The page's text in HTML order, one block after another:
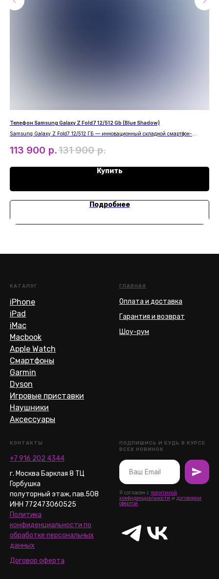
Телефон Samsung Galaxy Z Fold7 12/512 Gb (Blue Shadow)
Samsung Galaxy Z Fold7 12/512 ГБ — инновационный складной смартфон-
улучшенная многозадачность и элегантный дизайн для бизнеса и творчества.
113 900 р.131 900 р.
Купить
Подробнее
КАТАЛОГ
iPhone
iPad
iMac
Macbook
Apple Watch
Смартфоны
Garmin
Dyson
Игровые приставки
Наушники
Аксессуары
ГЛАВНАЯ
Оплата и доставка
Гарантия и возврат
Шоу-рум
КОНТАКТЫ
+7 916 202 4344
г. Москва Барклая 8 ТЦ
Горбушка
полуторный этаж, пав.508
ИНН 772473060525
Политика
конфиденциальности по
обработке персональных
данных
Договор оферта
ПОДПИШИСЬ И БУДЬ В КУРСЕ
ВСЕХ НОВИНОК
Я согласен с политикой
конфиденциальности и договором
офертой